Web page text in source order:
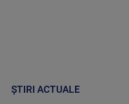
ȘTIRI ACTUALE